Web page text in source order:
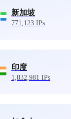
新加坡
771,123 IPs
印度
1,832,981 IPs